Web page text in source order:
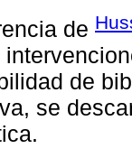
de
de
se